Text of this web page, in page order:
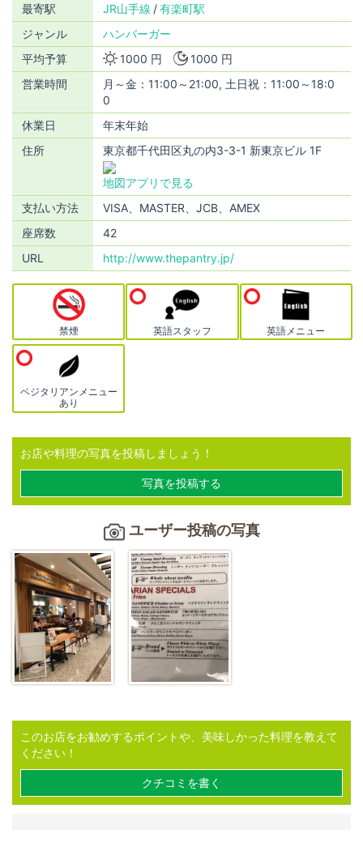
最寄駅
JR山手線
有楽町駅
ジャンル
ハンバーガー
平均予算
1000 円
1000 円
営業時間
月～金：11:00～21:00, 土日祝：11:00～18:0
0
休業日
年末年始
住所
東京都千代田区丸の内3-3-1 新東京ビル 1F
地図アプリで見る
支払い方法
VISA、MASTER、JCB、AMEX
座席数
42
URL
http://www.thepantry.jp/
禁煙 英語スタッフ 英語メニュー
ベジタリアンメニュー
あり
お店や料理の写真を投稿しましょう！
写真を投稿する
ユーザー投稿の写真
このお店をお勧めするポイントや、美味しかった料理を教えて
ください！
クチコミを書く